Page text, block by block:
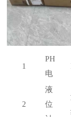
1
PH
电
2
液
位